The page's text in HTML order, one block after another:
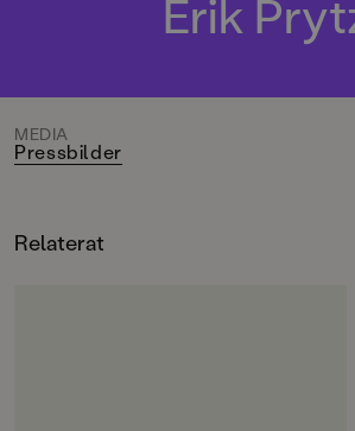
Erik
MEDIA
Pressbilder
Relaterat